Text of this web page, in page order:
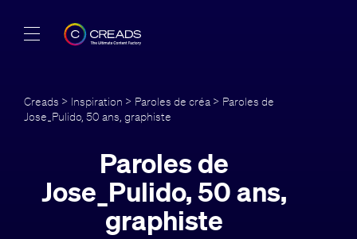
Offres
Guide
Creads > Inspiration > Paroles de créa> Paroles de
Jose_Pulido, 50 ans, graphiste
Paroles de
Jose_Pulido, 50 ans,
graphiste